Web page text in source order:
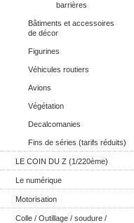
barrières
Bâtiments et accessoires
de décor
Figurines
Véhicules routiers
Avions
Végétation
Decalcomanies
Fins de séries (tarifs réduits)
LE COIN DU Z (1/220ème)
Le numérique
Motorisation
Colle / Outillage / soudure /